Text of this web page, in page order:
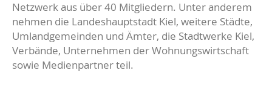
Netzwerk aus über 40 Mitgliedern. Unter anderem
nehmen die Landeshauptstadt Kiel, weitere Städte,
Umlandgemeinden und Ämter, die Stadtwerke Kiel,
Verbände, Unternehmen der Wohnungswirtschaft
sowie Medienpartner teil.